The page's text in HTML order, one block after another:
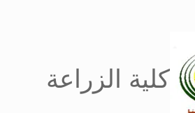
كلية الزراعة